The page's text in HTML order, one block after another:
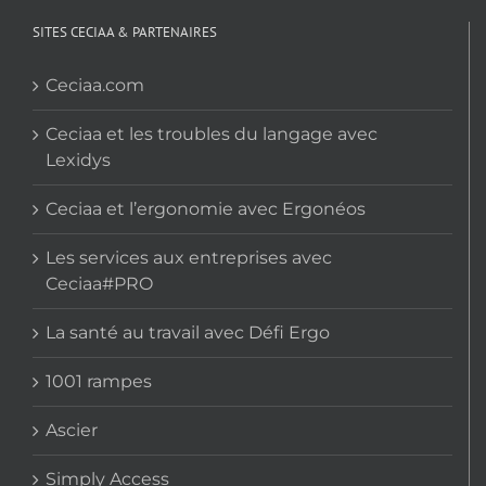
SITES CECIAA & PARTENAIRES
Ceciaa.com
Ceciaa et les troubles du langage avec
Lexidys
Ceciaa et l’ergonomie avec Ergonéos
Les services aux entreprises avec
Ceciaa#PRO
La santé au travail avec Défi Ergo
1001 rampes
Ascier
Simply Access